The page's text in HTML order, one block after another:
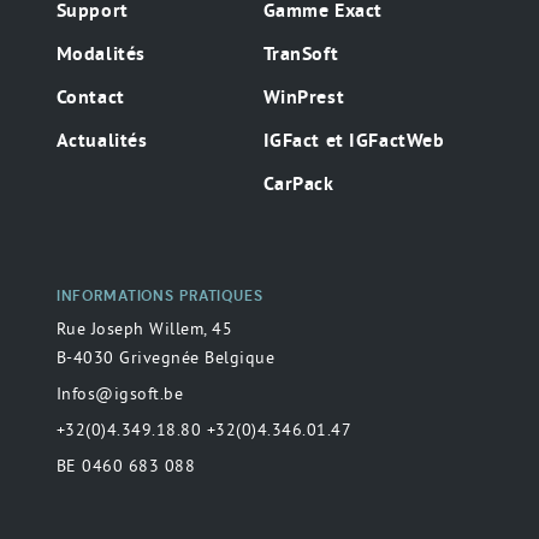
Support
Modalités
Contact
Actualités
Gamme Exact
TranSoft
WinPrest
IGFact et IGFactWeb
CarPack
INFORMATIONS PRATIQUES
Rue Joseph Willem, 45
B-4030 Grivegnée Belgique
Infos@igsoft.be
+32(0)4.349.18.80 +32(0)4.346.01.47
BE 0460 683 088